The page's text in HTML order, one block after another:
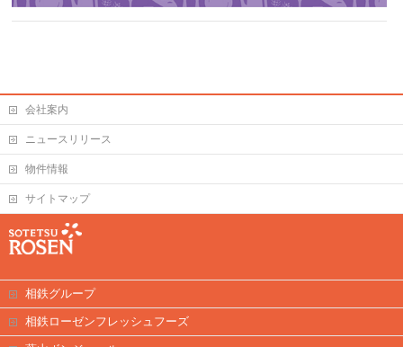
会社案内
ニュースリリース
物件情報
サイトマップ
相鉄グループ
相鉄ローゼンフレッシュフーズ